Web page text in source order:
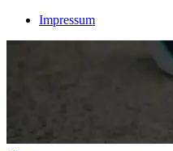
Impressum